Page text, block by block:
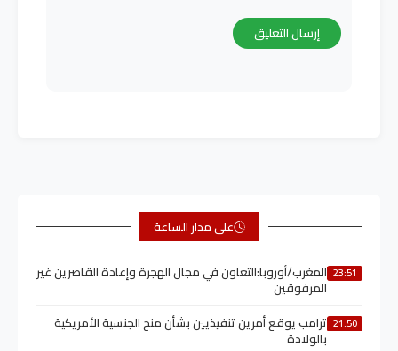
على مدار الساعة
23:51 المغرب/أوروبا:التعاون في مجال الهجرة وإعادة القاصرين غير
المرفوقين
21:50 ترامب يوقع أمرين تنفيذيين بشأن منح الجنسية الأمريكية
بالولادة